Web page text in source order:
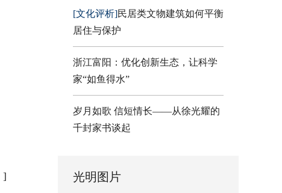
]
[文化评析]民居类文物建筑如何平衡
居住与保护
浙江富阳：优化创新生态，让科学
家“如鱼得水”
岁月如歌 信短情长——从徐光耀的
千封家书谈起
光明图片